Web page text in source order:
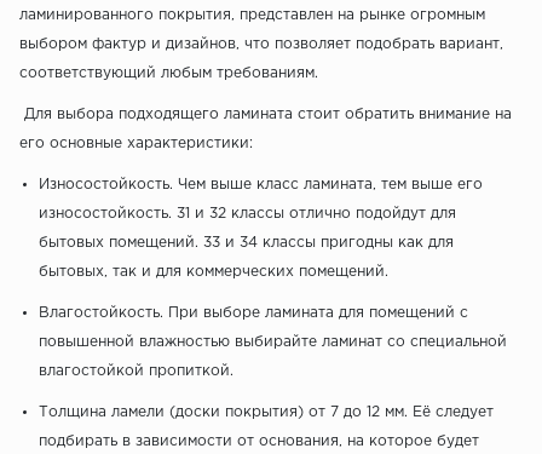
ламинированного покрытия, представлен на рынке огромным
выбором фактур и дизайнов, что позволяет подобрать вариант,
соответствующий любым требованиям.
Для выбора подходящего ламината стоит обратить внимание на
его основные характеристики:
Износостойкость. Чем выше класс ламината, тем выше его
износостойкость. 31 и 32 классы отлично подойдут для
бытовых помещений. 33 и 34 классы пригодны как для
бытовых, так и для коммерческих помещений.
Влагостойкость. При выборе ламината для помещений с
повышенной влажностью выбирайте ламинат со специальной
влагостойкой пропиткой.
Толщина ламели (доски покрытия) от 7 до 12 мм. Её следует
подбирать в зависимости от основания, на которое будет